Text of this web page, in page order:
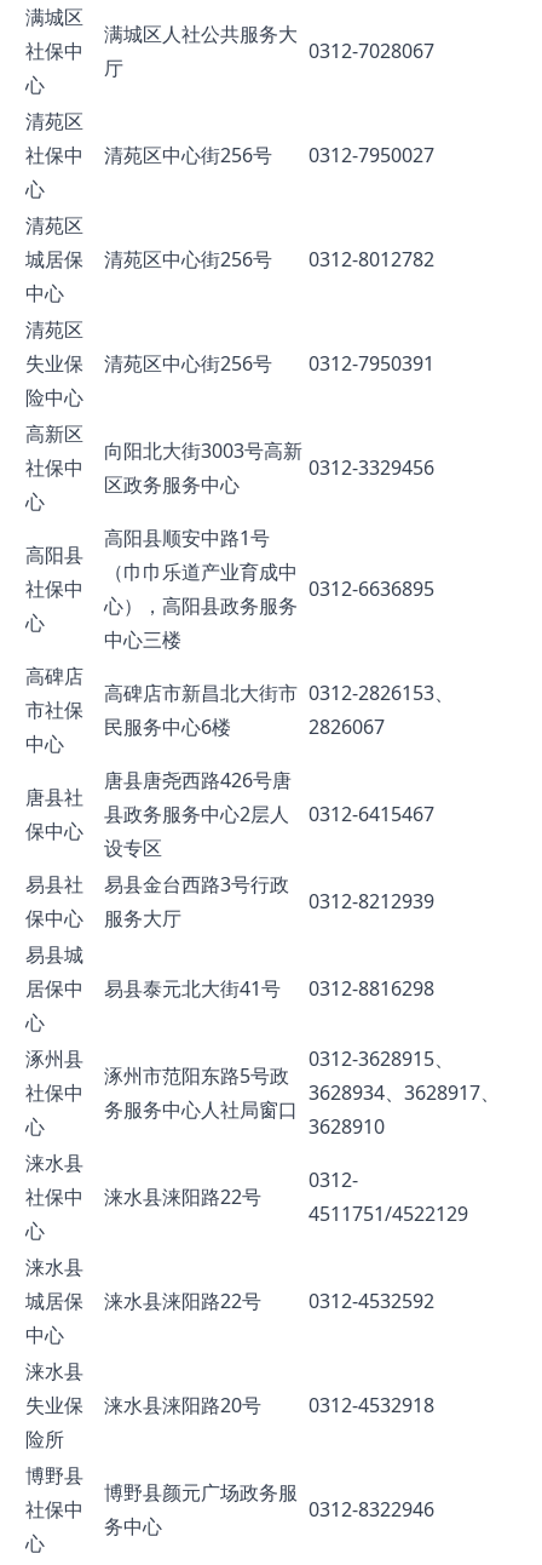
满城区
社保中
心
满城区人社公共服务大
厅
0312-7028067
清苑区
社保中
心
清苑区中心街256号 0312-7950027
清苑区
城居保
中心
清苑区中心街256号 0312-8012782
清苑区
失业保
险中心
清苑区中心街256号 0312-7950391
高新区
社保中
心
向阳北大街3003号高新
区政务服务中心
0312-3329456
高阳县
社保中
心
高阳县顺安中路1号
（巾巾乐道产业育成中
心），高阳县政务服务
中心三楼
0312-6636895
高碑店
市社保
中心
高碑店市新昌北大街市
民服务中心6楼
0312-2826153、
2826067
唐县社
保中心
唐县唐尧西路426号唐
县政务服务中心2层人
设专区
0312-6415467
易县社
保中心
易县金台西路3号行政
服务大厅
0312-8212939
易县城
居保中
心
易县泰元北大街41号 0312-8816298
涿州县
社保中
心
涿州市范阳东路5号政
务服务中心人社局窗口
0312-3628915、
3628934、3628917、
3628910
涞水县
社保中
心
涞水县涞阳路22号
0312-
4511751/4522129
涞水县
城居保
中心
涞水县涞阳路22号 0312-4532592
涞水县
失业保
险所
涞水县涞阳路20号 0312-4532918
博野县
社保中
心
博野县颜元广场政务服
务中心
0312-8322946